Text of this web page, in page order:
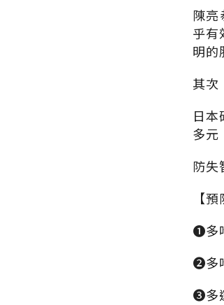
陳亮
乎有
明的
其次
日
多元
防失
【
➊多
➋多
➌多